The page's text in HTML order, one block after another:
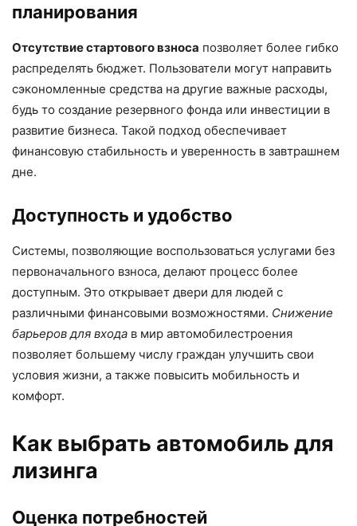
планирования
Отсутствие стартового взноса позволяет более гибко
распределять бюджет. Пользователи могут направить
сэкономленные средства на другие важные расходы,
будь то создание резервного фонда или инвестиции в
развитие бизнеса. Такой подход обеспечивает
финансовую стабильность и уверенность в завтрашнем
дне.
Доступность и удобство
Системы, позволяющие воспользоваться услугами без
первоначального взноса, делают процесс более
доступным. Это открывает двери для людей с
различными финансовыми возможностями. Снижение
барьеров для входа в мир автомобилестроения
позволяет большему числу граждан улучшить свои
условия жизни, а также повысить мобильность и
комфорт.
Как выбрать автомобиль для
лизинга
Оценка потребностей